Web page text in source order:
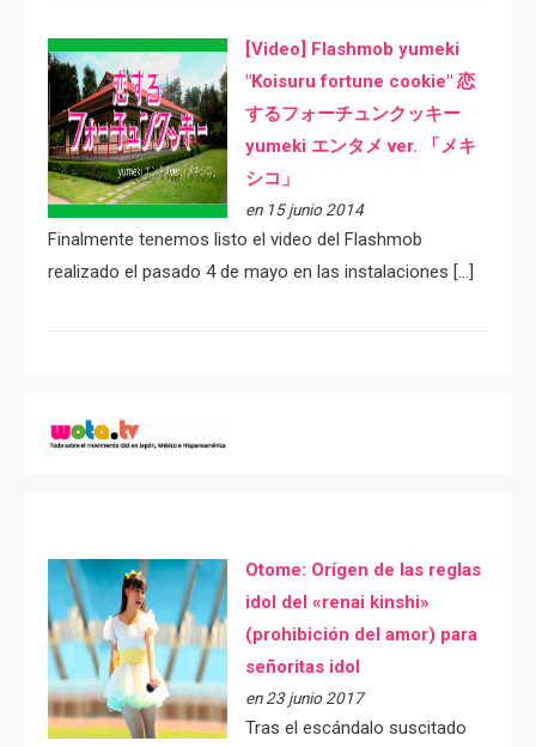
[Video] Flashmob yumeki
"Koisuru fortune cookie" 恋
するフォーチュンクッキー
yumeki エンタメ ver. 「メキ
シコ」
en 15 junio 2014
Finalmente tenemos listo el video del Flashmob
realizado el pasado 4 de mayo en las instalaciones […]
Otome: Orígen de las reglas
idol del «renai kinshi»
(prohibición del amor) para
señoritas idol
en 23 junio 2017
Tras el escándalo suscitado